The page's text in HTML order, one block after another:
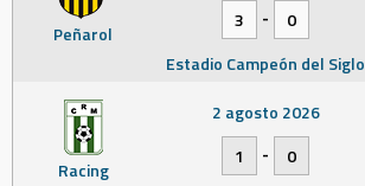
Peñarol
3
-
0
Estadio Campeón del Siglo
Racing
2 agosto 2026
1
-
0